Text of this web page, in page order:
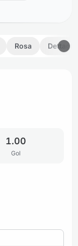
Rosa Dettagli
1.00
Gol